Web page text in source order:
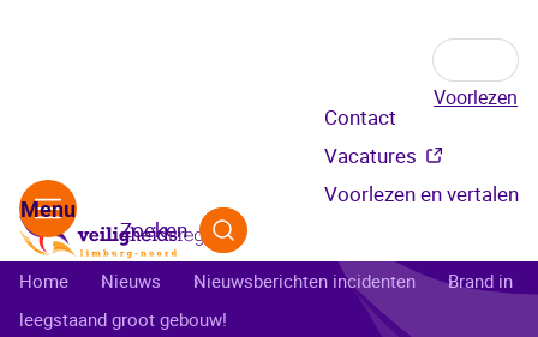
Voorlezen
Secundair
menu
Contact
Vacatures
Voorlezen en vertalen
Zoeken
Kruimelpad
Home Nieuws Nieuwsberichten incidenten
Brand in
leegstaand groot gebouw!